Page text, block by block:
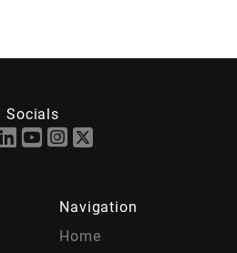
Socials
Navigation
Home